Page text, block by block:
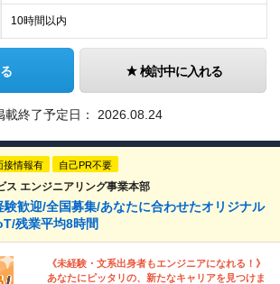
10時間以内
検討中に入れる
載終了予定日： 2026.08.24
接情報有 自己PR不要
ス エンジニアリング事業本部
歓迎/全国募集/あなたに合わせたオリジナル
残業平均8時間
《未経験・文系出身者もエンジニアになれる！》
あなたにピッタリの、新たなキャリアを見つけま